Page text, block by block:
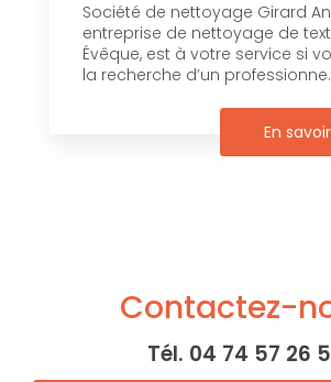
Société de nettoyage Girard
entreprise de nettoyage de
Évêque, est à votre service si
la recherche d’un
En
Contactez-
Tél. 04 74 57 26